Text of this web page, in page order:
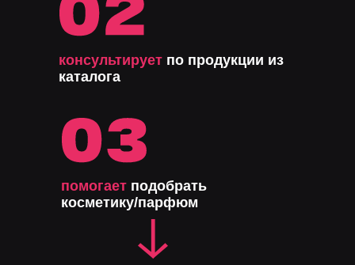
консультирует по продукции из
каталога
помогает подобрать
косметику/парфюм